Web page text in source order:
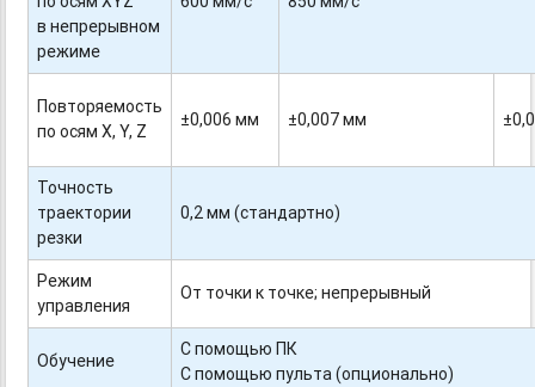
в непрерывном
режиме
Повторяемость
по осям X, Y, Z
±0,006 мм ±0,007 мм
Точность
траектории
резки
0,2 мм (стандартно)
Режим
управления
От точки к точке; непрерывный
Обучение
С помощью ПК
С помощью пульта (опционально)